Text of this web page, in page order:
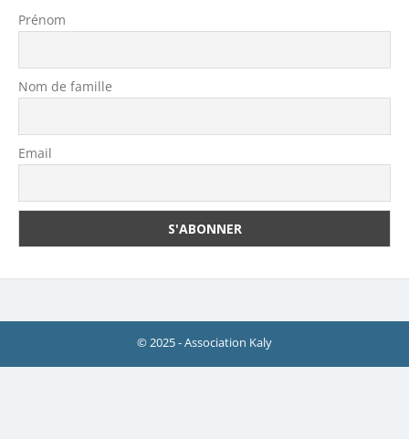
Prénom
Nom de famille
Email
© 2025 - Association Kaly